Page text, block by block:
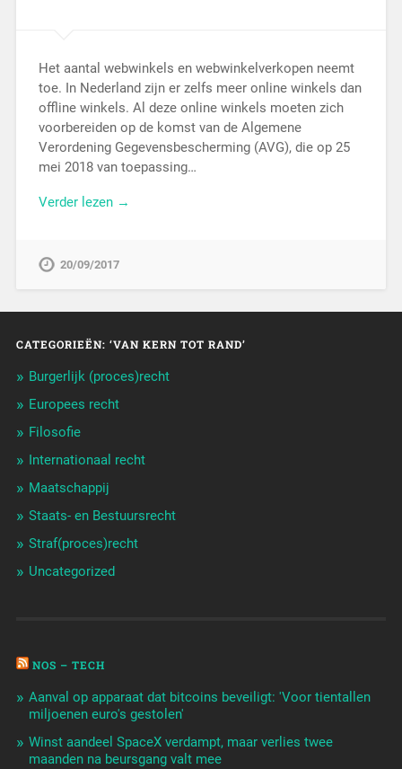
Het aantal webwinkels en webwinkelverkopen neemt
toe. In Nederland zijn er zelfs meer online winkels dan
offline winkels. Al deze online winkels moeten zich
voorbereiden op de komst van de Algemene
Verordening Gegevensbescherming (AVG), die op 25
mei 2018 van toepassing…
Verder lezen →
20/09/2017
CATEGORIEËN: ‘VAN KERN TOT RAND’
Burgerlijk (proces)recht
Europees recht
Filosofie
Internationaal recht
Maatschappij
Staats- en Bestuursrecht
Straf(proces)recht
Uncategorized
NOS – TECH
Aanval op apparaat dat bitcoins beveiligt: 'Voor tientallen
miljoenen euro's gestolen'
Winst aandeel SpaceX verdampt, maar verlies twee
maanden na beursgang valt mee